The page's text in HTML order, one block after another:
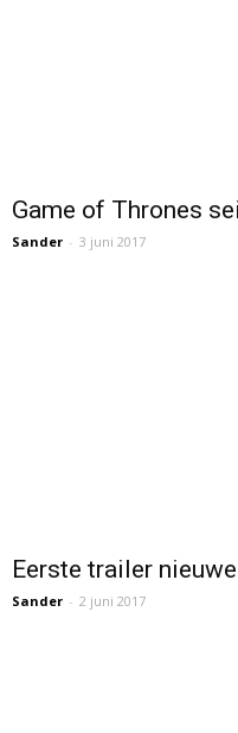
Game of Thrones
Sander - 3 juni 2017
Eerste trailer
Sander - 2 juni 2017